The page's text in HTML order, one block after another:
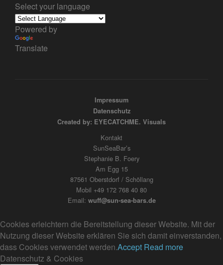
Select your language
Powered by
Translate
Impressum
Datenschutz
Created by: EYECATCHME. Visuals
Kontakt
SunSeaBar’s
Stephanie B. Foery
Am Egg 15
87561 Oberstdorf / Schöllang
Mobil +49 172 768 40 80
Email: wuff@sun-sea-bars.de
Cookies erleichtern die Bereitstellung dieser Website. Mit der
Nutzung dieser Website erklären Sie sich damit einverstanden,
dass Cookies verwendet werden.Accept Read more
Datenschutz & Cookies